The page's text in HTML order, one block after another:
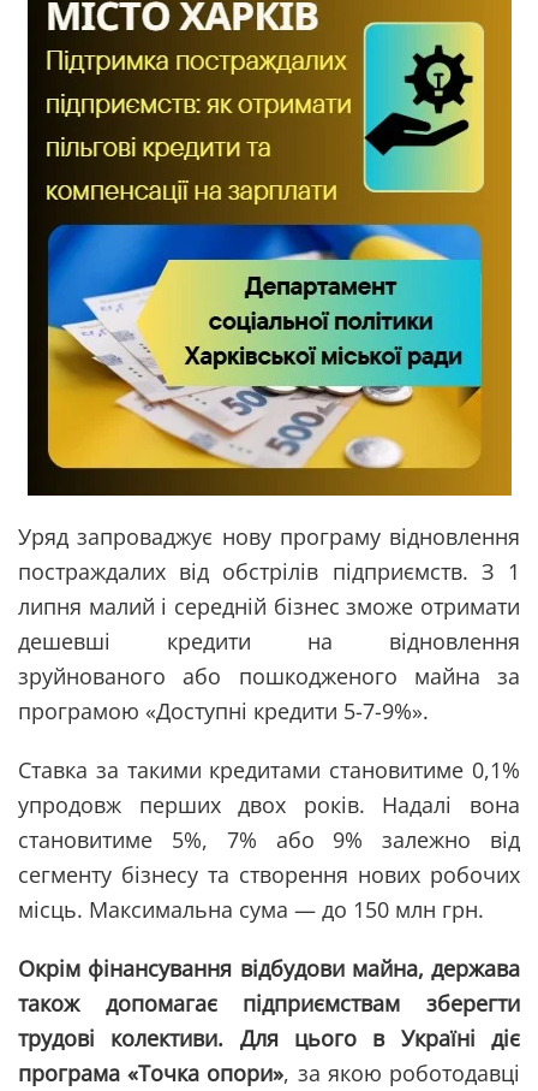
Уряд запроваджує нову програму відновлення
постраждалих від обстрілів підприємств. З 1
липня малий і середній бізнес зможе отримати
дешевші кредити на відновлення
зруйнованого або пошкодженого майна за
програмою «Доступні кредити 5-7-9%».
Ставка за такими кредитами становитиме 0,1%
упродовж перших двох років. Надалі вона
становитиме 5%, 7% або 9% залежно від
сегменту бізнесу та створення нових робочих
місць. Максимальна сума — до 150 млн грн.
Окрім фінансування відбудови майна, держава
також допомагає підприємствам зберегти
трудові колективи. Для цього в Україні діє
програма «Точка опори», за якою роботодавці